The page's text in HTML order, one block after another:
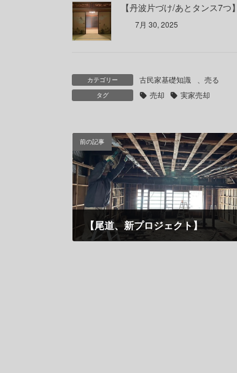
【丹波片づけ/あとタンス7つ】
7月 30, 2025
カテゴリー 古民家基礎知識 売る
タグ 売却 実家売却
前の記事
【尾道、新プロジェクト】